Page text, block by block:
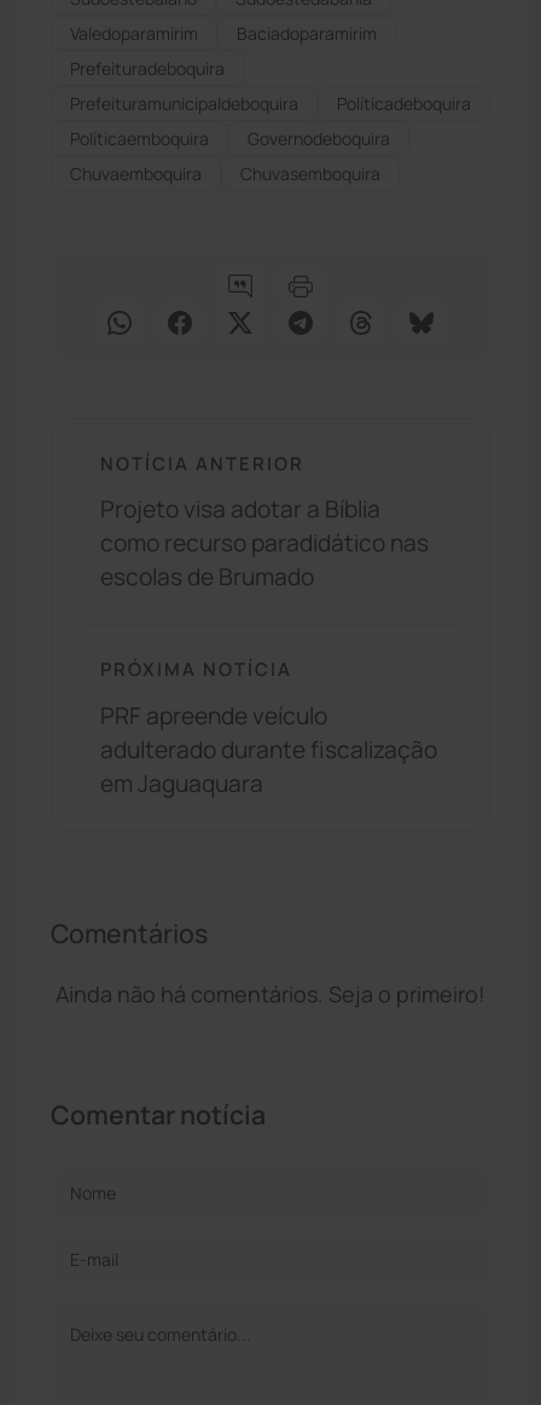
Valedoparamirim
Baciadoparamirim
Prefeituradeboquira
Prefeituramunicipaldeboquira
Políticadeboquira
Políticaemboquira
Governodeboquira
Chuvaemboquira
Chuvasemboquira
NOTÍCIA ANTERIOR
Projeto visa adotar a Bíblia
como recurso paradidático nas
escolas de Brumado
PRÓXIMA NOTÍCIA
PRF apreende veículo
adulterado durante fiscalização
em Jaguaquara
Comentários
Ainda não há comentários. Seja o primeiro!
Comentar notícia